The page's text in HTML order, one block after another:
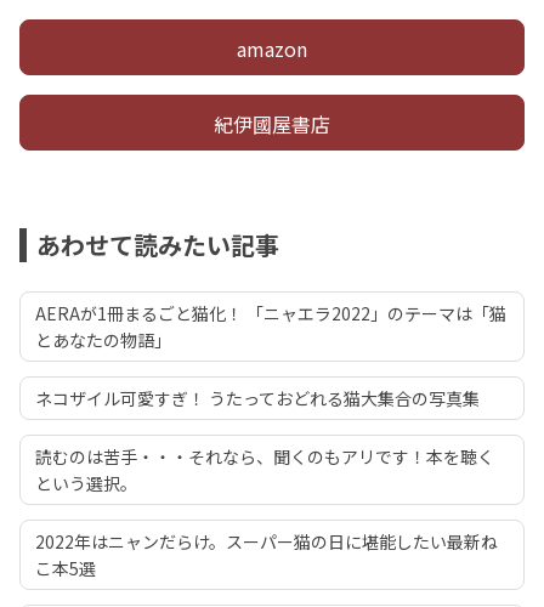
amazon
紀伊國屋書店
あわせて読みたい記事
AERAが1冊まるごと猫化！ 「ニャエラ2022」のテーマは「猫
とあなたの物語」
ネコザイル可愛すぎ！ うたっておどれる猫大集合の写真集
読むのは苦手・・・それなら、聞くのもアリです！本を聴く
という選択。
2022年はニャンだらけ。スーパー猫の日に堪能したい最新ね
こ本5選